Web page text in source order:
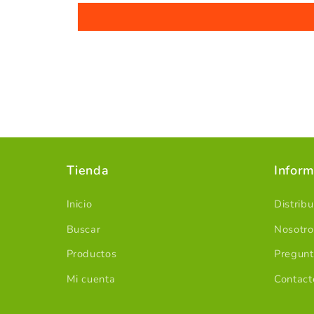
Tienda
Inicio
Buscar
Productos
Mi cuenta